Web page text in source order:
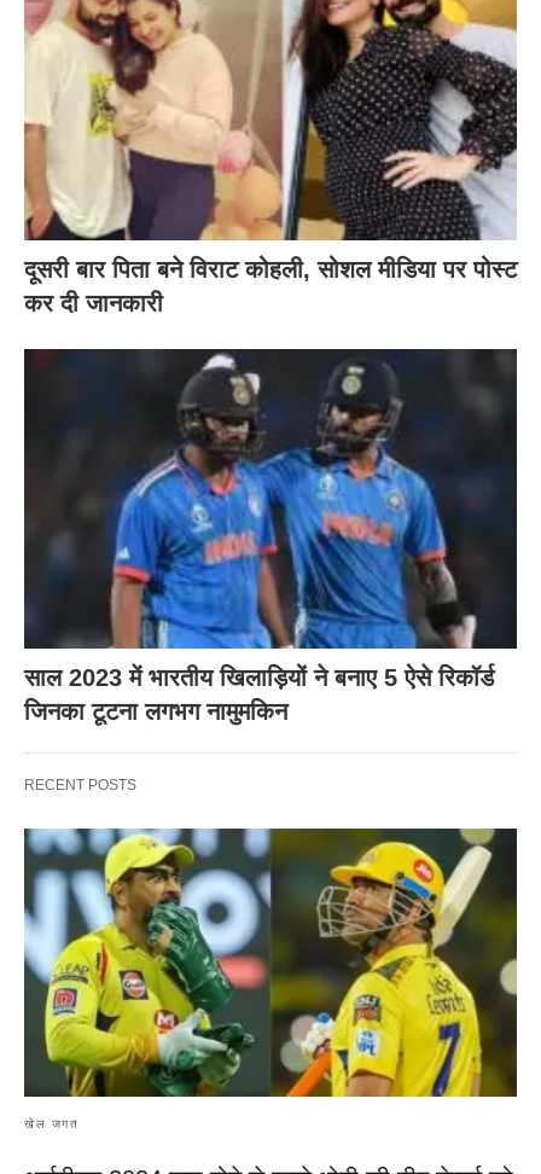
दूसरी बार‌ पिता बने विराट कोहली, सोशल मीडिया पर पोस्ट
कर दी‌ जानकारी
साल 2023 में भारतीय खिलाड़ियों ने बनाए 5 ऐसे रिकॉर्ड
जिनका टूटना लगभग नामुमकिन
RECENT POSTS
खेल जगत